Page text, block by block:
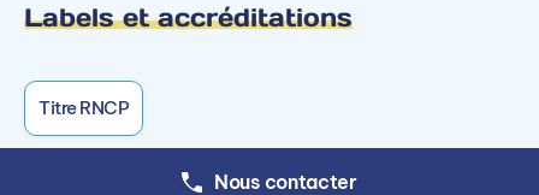
Labels et accréditations
Titre RNCP
Nous contacter